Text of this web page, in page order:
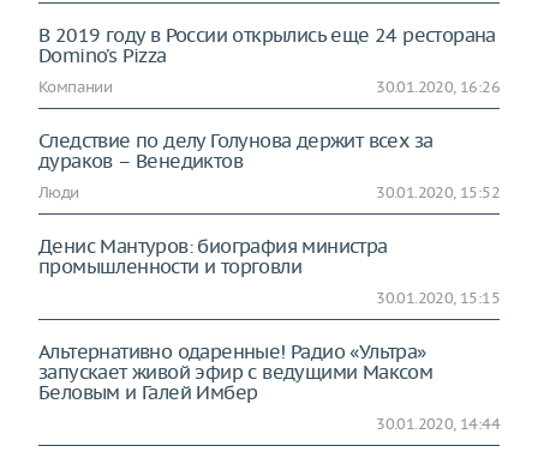
В 2019 году в России открылись еще 24 ресторана
Domino’s Pizza
Компании 30.01.2020, 16:26
Следствие по делу Голунова держит всех за
дураков – Венедиктов
Люди 30.01.2020, 15:52
Денис Мантуров: биография министра
промышленности и торговли
30.01.2020, 15:15
Альтернативно одаренные! Радио «Ультра»
запускает живой эфир с ведущими Максом
Беловым и Галей Имбер
30.01.2020, 14:44